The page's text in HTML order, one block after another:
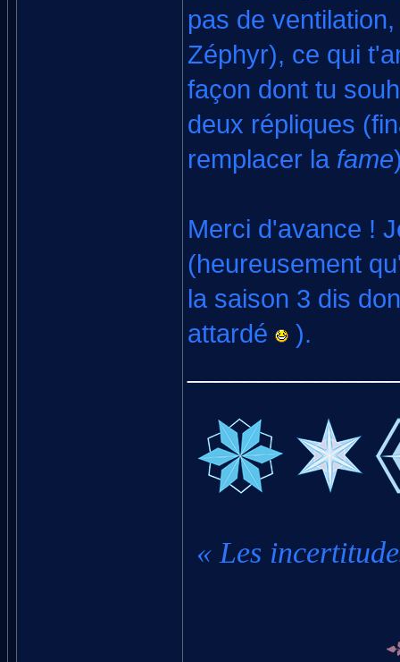
pas de
Zéphyr), ce qui
façon dont tu
deux répliques
remplacer la fame
Merci d'avance !
(heureusement
la saison 3 dis
attardé
).
« Les